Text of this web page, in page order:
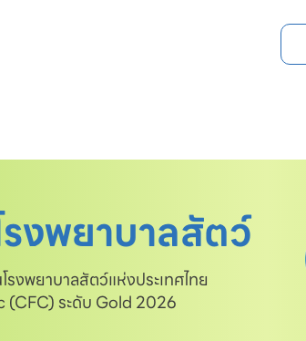
งพยาบาลสัตว์
รงพยาบาลสัตว์แห่งประเทศไทย
(CFC) ระดับ Gold 2026